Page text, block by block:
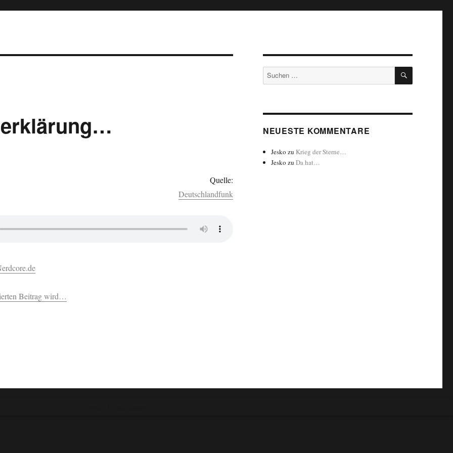
Quelle:
Deutschlandfunk
Beitrag wird…
Suchen
nach:
SUCHEN
NEUESTE KOMMENTARE
Jesko zu Krieg der Sterne…
Jesko zuDa hat…